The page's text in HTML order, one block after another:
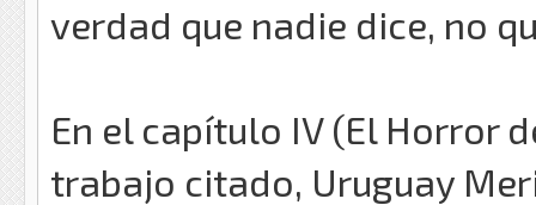
verdad que nadie dice, no
En el capítulo IV (El Horror
trabajo citado, Uruguay